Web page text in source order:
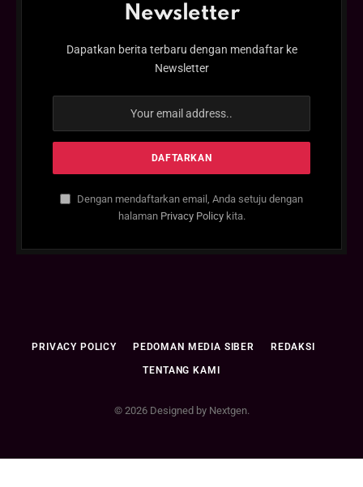
Newsletter
Dapatkan berita terbaru dengan mendaftar ke
Newsletter
Dengan mendaftarkan email, Anda setuju dengan
halaman Privacy Policykita.
PRIVACY POLICY PEDOMAN MEDIA SIBER REDAKSI
TENTANG KAMI
© 2026 Designed by Nextgen.